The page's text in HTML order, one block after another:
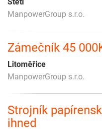
ManpowerGroup s.r.o.
Zámečník 45
Litoměřice
ManpowerGroup s.r.o.
Strojník
ihned